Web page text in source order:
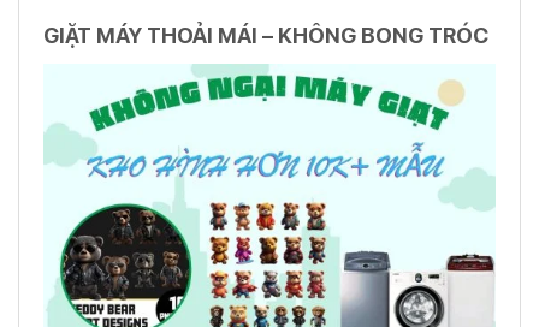
GIẶT MÁY THOẢI MÁI – KHÔNG BONG TRÓC